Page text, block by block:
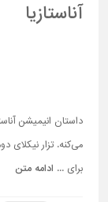
آناستازیا
برای ... ادامه متن